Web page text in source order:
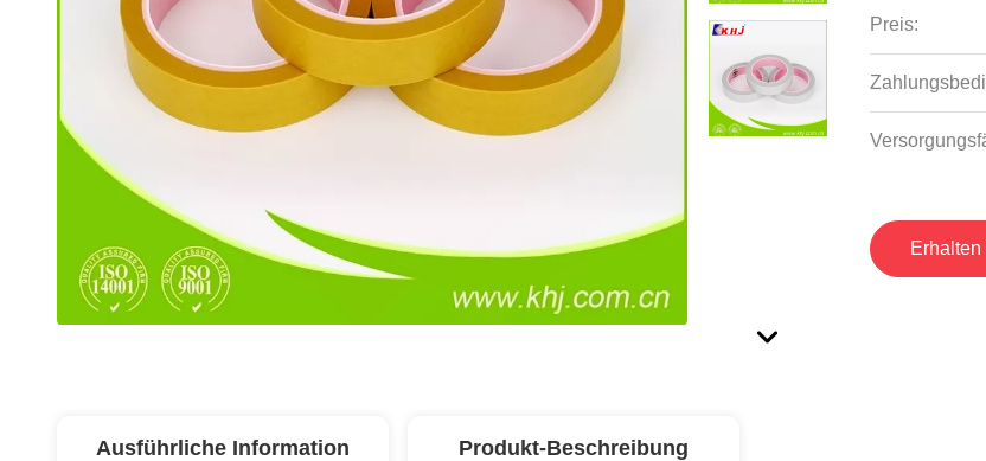
Preis:
Ausführliche Information Produkt-Beschreibung